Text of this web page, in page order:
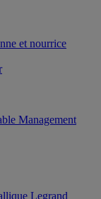
et nourrice
Management
Legrand